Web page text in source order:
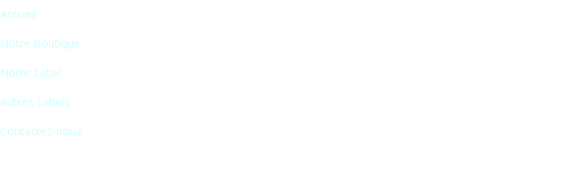
Accueil
Notre Boutique
Notre Label
Autres Labels
Contactez-nous